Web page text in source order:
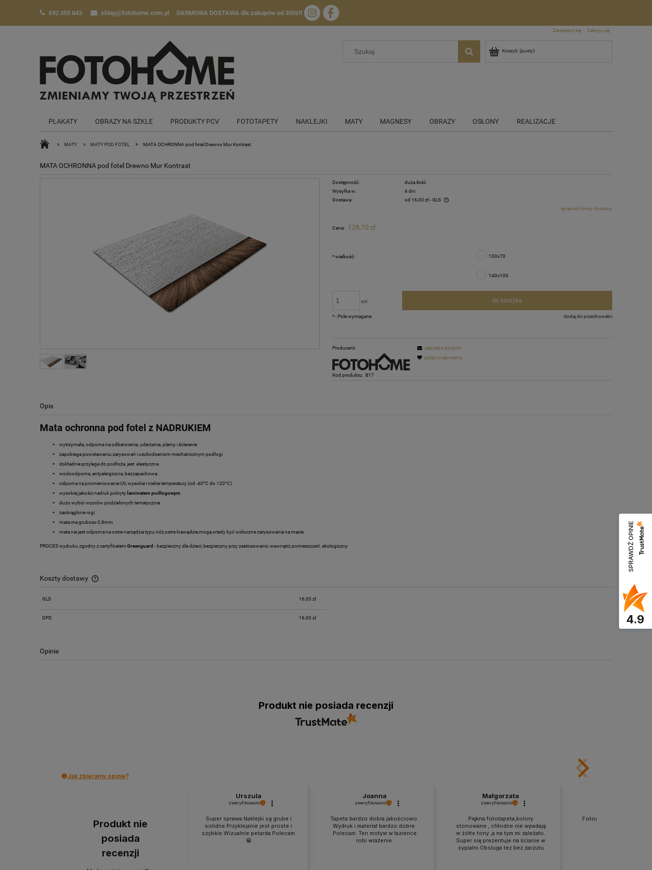
692 355 843 sklep@fotohome.com.pl DARMOWA DOSTAWA dla zakupów od 300zł!
Zarejestruj się Zaloguj się
Koszyk:(pusty)
PLAKATY OBRAZY NA SZKLE PRODUKTY PCV FOTOTAPETY NAKLEJKI MATY MAGNESY OBRAZY OSŁONY REALIZACJE
» MATY » MATY POD FOTEL » MATA OCHRONNA pod fotel Drewno Mur Kontrast
MATA OCHRONNA pod fotel Drewno Mur Kontrast
Dostępność:
duża ilość
Wysyłka w:
4 dni
Dostawa:
od 16,00 zł- GLS
płatności
sprawdź formy dostawy
Cena: 128,70 zł
*wielkość: 100x70
140x100
szt. do koszyka
dodaj do przechowalni
*- Pole wymagane
Producent:
Kod produktu: B17
zapytaj o produkt
poleć znajomemu
Opis
Mata ochronna pod fotel z NADRUKIEM
wytrzymała, odporna na odbarwienia, uderzenia, plamy i ścieranie
zapobiega powstawaniu zarysowań i uszkodzeniom mechanicznym podłogi
dokładnie przylega do podłoża, jest elastyczna
wodoodporna, antyalergiczna, bezzapachowa
odporna na promieniowanie UV, wysokie i niskie temperatury (od -40°C do 120°C)
wysokiej jakości nadruk pokryty laminatem podłogowym
dużo wybór wzorów podzielonych tematycznie
zaokrąglone rogi
mata ma grubosc 0,8mm
mata nie jest odporna na ostre narzędzia typu nóż,ostre krawędzie,mogą wtedy być widoczne zarysowania na macie
PROCES wydruku zgodny z certyfikatem Greenguard - bezpieczny dla dzieci, bezpieczny przy zastosowaniu wewnątrz pomieszczeń, ekologiczny
Koszty dostawy
GLS 16,00 zł
DPD 16,00 zł
Opinie
Produkt nie posiada recenzji
Jak zbieramy opinie?
Produkt nie
posiada
recenzji
Urszula
zweryfikowano
Super sprawa.Naklejki są grube i
solidne.Przyklejanie jest proste i
szybkie.Wizualnie petarda.Polecam
😁
Joanna
zweryfikowano
Tapeta bardzo dobra jakościowo.
Wydruk i materiał bardzo dobre.
Polecam. Ten motyw w łazience
robi wrażenie.
Małgorzata
zweryfikowano
Piękna fototapeta,kolory
stonowane , chłodne nie wpadają
w żółte tony ,a na tym mi zależało.
Super się prezentuje na ścianie w
sypialni.Obsluga tez bez zarzutu
Fotografie prezentują sie
SPRAWDŹ OPINIE
4.9